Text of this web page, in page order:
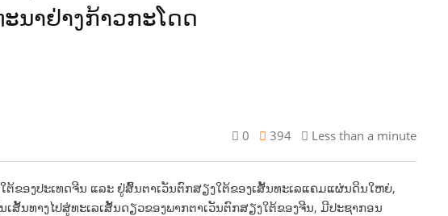
ນາຢ່າງກ້າວກະໂດດ
0 394 Less than a minute
ຕ້ຂອງປະເທດຈີນ ແລະ ຢູ່ສົ້ນຕາເວັນຕົກສຽງໃຕ້ຂອງເສັ້ນທະເລແຄມແຜ່ນດິນໃຫຍ່,
ສັ້ນທາງໄປສູ່ທະເລເສັ້ນດຽວຂອງພາກຕາເວັນຕົກສຽງໃຕ້ຂອງຈີນ, ມີປະຊາກອນ